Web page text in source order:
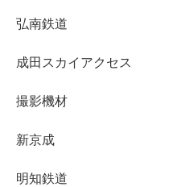
弘南鉄道
成田スカイアクセス
撮影機材
新京成
明知鉄道